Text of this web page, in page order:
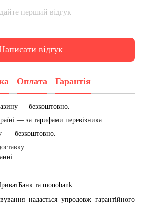
перший відгук
відгук
Оплата Гарантія
— безкоштовно.
— за тарифами перевізника.
— безкоштовно.
та monobank
надається упродовж гарантійного